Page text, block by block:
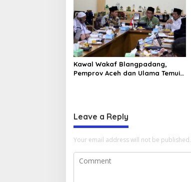
Kawal Wakaf Blangpadang,
Pemprov Aceh dan Ulama Temui
Leave a Reply
Your email address will not be published.